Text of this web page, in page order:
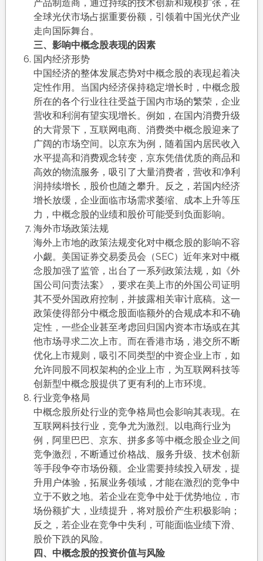
产品制造商，通过持续的技术创新和规模扩张，在
全球光伏市场占据重要份额，引领着中国光伏产业
走向国际舞台。
三、影响中概念股表现的因素
国内经济形势
中国经济的整体发展态势对中概念股的表现起着决
定性作用。当国内经济保持稳定增长时，中概念股
所在的各个行业往往受益于国内市场的繁荣，企业
营收和利润有望实现增长。例如，在国内消费升级
的大背景下，互联网电商、消费类中概念股迎来了
广阔的市场空间。以京东为例，随着国内居民收入
水平提高和消费观念转变，京东凭借优质的商品和
高效的物流服务，吸引了大量消费者，营收和净利
润持续增长，股价也随之攀升。反之，若国内经济
增长放缓，企业面临市场需求萎缩、成本上升等压
力，中概念股的业绩和股价可能受到负面影响。
海外市场政策法规
海外上市地的政策法规变化对中概念股的影响不容
小觑。美国证券交易委员会（SEC）近年来对中概
念股加强了监管，出台了一系列政策法规，如《外
国公司问责法案》，要求在美上市的外国公司证明
其不受外国政府控制，并披露相关审计底稿。这一
政策使得部分中概念股面临额外的合规成本和不确
定性，一些企业甚至考虑回归国内资本市场或在其
他市场寻求二次上市。而在香港市场，港交所不断
优化上市规则，吸引不同类型的中资企业上市，如
允许同股不同权架构的企业上市，为互联网科技等
创新型中概念股提供了更有利的上市环境。
行业竞争格局
中概念股所处行业的竞争格局也会影响其表现。在
互联网科技行业，竞争尤为激烈。以电商行业为
例，阿里巴巴、京东、拼多多等中概念股企业之间
竞争激烈，不断通过价格战、服务升级、技术创新
等手段争夺市场份额。企业需要持续投入研发，提
升用户体验，拓展业务领域，才能在激烈的竞争中
立于不败之地。若企业在竞争中处于优势地位，市
场份额扩大，业绩提升，将对股价产生积极影响；
反之，若企业在竞争中失利，可能面临业绩下滑、
股价下跌的风险。
四、中概念股的投资价值与风险